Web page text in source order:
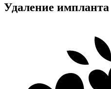
Удаление импланта